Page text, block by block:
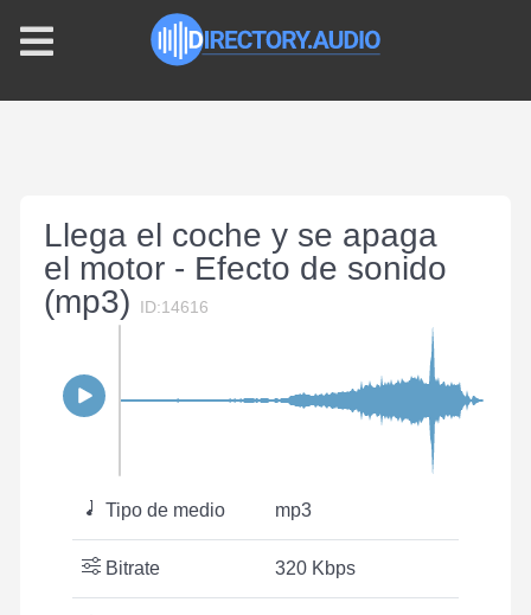
Llega el coche y se apaga
el motor - Efecto de sonido
(mp3)
ID:14616
Tipo de medio mp3
Bitrate 320 Kbps